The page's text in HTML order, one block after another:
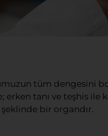
tüm dengesini
erken tanı ve teşhis
bir organdır.